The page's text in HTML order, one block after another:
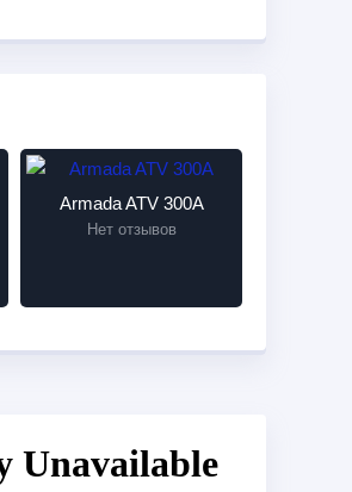
Armada ATV 300A
Нет отзывов